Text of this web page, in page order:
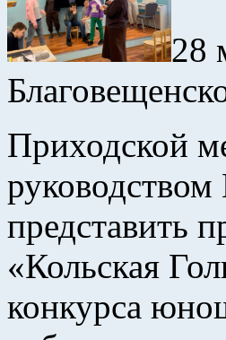
28
Приходской
представить
«Кольская
конкурса